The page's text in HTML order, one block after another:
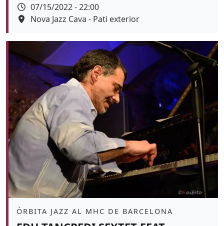
Data
07/15/2022 - 22:00
Espai
Nova Jazz Cava - Pati exterior
Àmbit
ÒRBITA JAZZ AL MHC DE BARCELONA